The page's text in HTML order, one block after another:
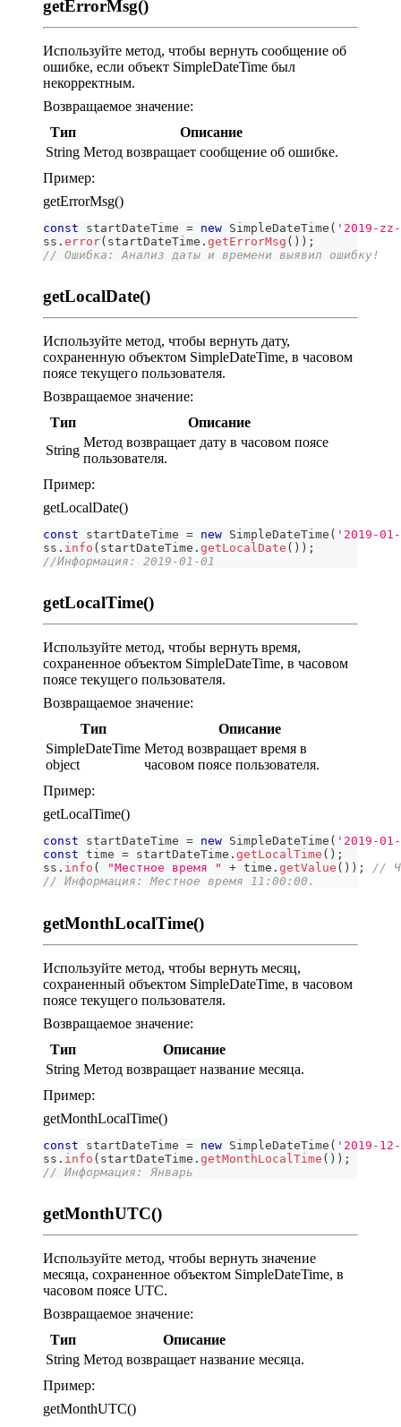
getErrorMsg()
Используйте метод, чтобы вернуть сообщение об
ошибке, если объект SimpleDateTime был
некорректным.
Возвращаемое значение:
Тип
Описание
String Метод возвращает сообщение об ошибке.
Пример:
getErrorMsg()
const startDateTime = new SimpleDateTime ( '2019-
ss . error( startDateTime . getErrorMsg ( ) ) ;
// Ошибка: Анализ даты и времени выявил ошибку!
getLocalDate()
Используйте метод, чтобы вернуть дату,
сохраненную объектом SimpleDateTime, в часовом
поясе текущего пользователя.
Возвращаемое значение:
Тип
Описание
String
Метод возвращает дату в часовом поясе
пользователя.
Пример:
getLocalDate()
const startDateTime = new SimpleDateTime ( '2019-
ss . info ( startDateTime . getLocalDate ( ) ) ;
//Информация: 2019-01-01
getLocalTime()
Используйте метод, чтобы вернуть время,
сохраненное объектом SimpleDateTime, в часовом
поясе текущего пользователя.
Возвращаемое значение:
Тип
Описание
SimpleDateTime
object
Метод возвращает время в
часовом поясе пользователя.
Пример:
getLocalTime()
const startDateTime = new SimpleDateTime ( '2019-
const time = startDateTime . getLocalTime ( ) ;
ss . info ( "Местное время " + time . getValue ( ) ) ;
//
// Информация: Местное время 11:00:00.
getMonthLocalTime()
Используйте метод, чтобы вернуть месяц,
сохраненный объектом SimpleDateTime, в часовом
поясе текущего пользователя.
Возвращаемое значение:
Тип
Описание
String Метод возвращает название месяца.
Пример:
getMonthLocalTime()
const startDateTime = new SimpleDateTime ( '2019-
ss . info ( startDateTime . getMonthLocalTime ( ) ) ;
// Информация: Январь
getMonthUTC()
Используйте метод, чтобы вернуть значение
месяца, сохраненное объектом SimpleDateTime, в
часовом поясе UTC.
Возвращаемое значение:
Тип
Описание
String Метод возвращает название месяца.
Пример:
getMonthUTC()